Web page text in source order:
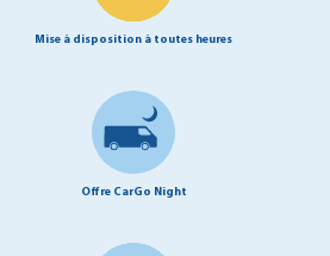
Mise à disposition à toutes heures
Offre CarGo Night